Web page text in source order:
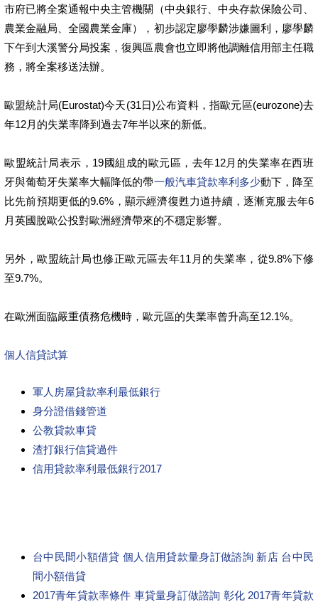
市府已將全案通報中央主管機關（中央銀行、中央存款保險公司、
農業金融局、全國農業金庫），初步認定廖學麟涉嫌圖利，廖學麟
下午到大溪警分局投案，復興區農會也立即將他調離信用部主任職
務，將全案移送法辦。
歐盟統計局(Eurostat)今天(31日)公布資料，指歐元區(eurozone)去
年12月的失業率降到過去7年半以來的新低。
歐盟統計局表示，19國組成的歐元區，去年12月的失業率在西班
牙與葡萄牙失業率大幅降低的帶一般汽車貸款率利多少動下，降至
比先前預期更低的9.6%，顯示經濟復甦力道持續，逐漸克服去年6
月英國脫歐公投對歐洲經濟帶來的不穩定影響。
另外，歐盟統計局也修正歐元區去年11月的失業率，從9.8%下修
至9.7%。
在歐洲面臨嚴重債務危機時，歐元區的失業率曾升高至12.1%。
個人信貸試算
軍人房屋貸款率利最低銀行
身分證借錢管道
公教貸款車貸
渣打銀行信貸過件
信用貸款率利最低銀行2017
台中民間小額借貸 個人信用貸款量身訂做諮詢 新店 台中民
間小額借貸
2017青年貸款率條件 車貸量身訂做諮詢 彰化 2017青年貸款